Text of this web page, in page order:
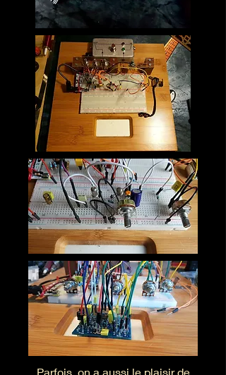
Parfois, on a aussi le plaisir de